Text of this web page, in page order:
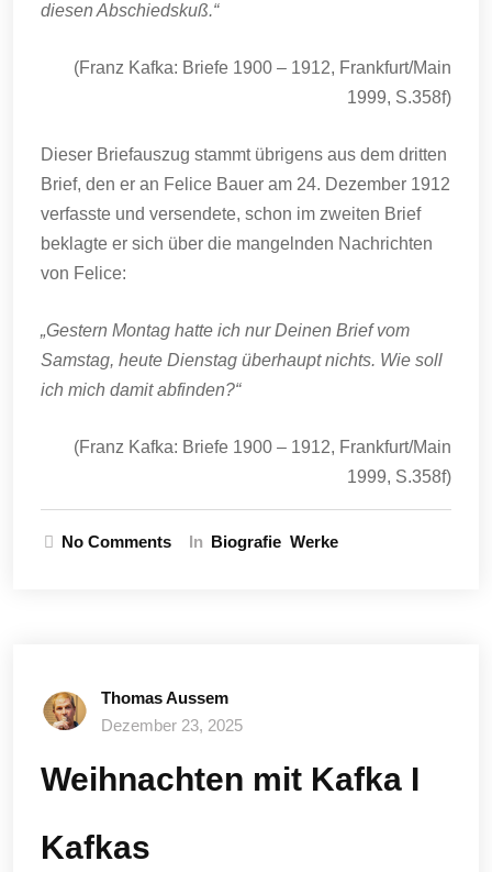
diesen Abschiedskuß.“
(Franz Kafka: Briefe 1900 – 1912, Frankfurt/Main
1999, S.358f)
Dieser Briefauszug stammt übrigens aus dem dritten
Brief, den er an Felice Bauer am 24. Dezember 1912
verfasste und versendete, schon im zweiten Brief
beklagte er sich über die mangelnden Nachrichten
von Felice:
„Gestern Montag hatte ich nur Deinen Brief vom
Samstag, heute Dienstag überhaupt nichts. Wie soll
ich mich damit abfinden?“
(Franz Kafka: Briefe 1900 – 1912, Frankfurt/Main
1999, S.358f)
No Comments In Biografie Werke
Thomas Aussem
Dezember 23, 2025
Weihnachten mit Kafka I
Kafkas